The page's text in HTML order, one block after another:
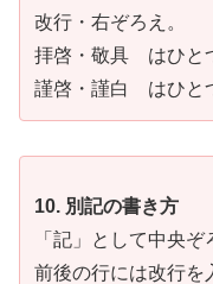
改行・右ぞろえ。
拝啓・敬具 はひと
謹啓・謹白 はひと
10. 別記の書き方
「記」として中央ぞ
前後の行には改行を